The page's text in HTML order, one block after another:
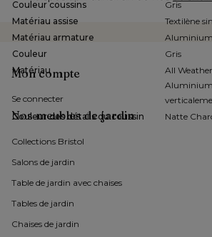
Couleur coussins
Gris
Matériau assise
Textilène
Matériau armature
Aluminium
Couleur
Gris
Matériau
All
Couleur des détails du coussin
Natte
Nos meubles de jardin
Collections Bristol
Salons de jardin
Table de jardin avec chaises
Tables de jardin
Chaises de jardin
Mon compte
Se connecter